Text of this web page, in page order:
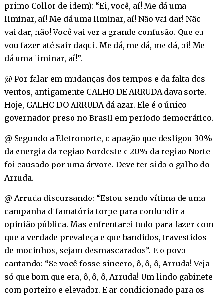
primo Collor de idem): “Ei, você, aí! Me dá uma
liminar, aí! Me dá uma liminar, aí! Não vai dar! Não
vai dar, não! Você vai ver a grande confusão. Que eu
vou fazer até sair daqui. Me dá, me dá, me dá, oi! Me
dá uma liminar, aí!”.
@ Por falar em mudanças dos tempos e da falta dos
ventos, antigamente GALHO DE ARRUDA dava sorte.
Hoje, GALHO DO ARRUDA dá azar. Ele é o único
governador preso no Brasil em período democrático.
@ Segundo a Eletronorte, o apagão que desligou 30%
da energia da região Nordeste e 20% da região Norte
foi causado por uma árvore. Deve ter sido o galho do
Arruda.
@ Arruda discursando: “Estou sendo vítima de uma
campanha difamatória torpe para confundir a
opinião pública. Mas enfrentarei tudo para fazer com
que a verdade prevaleça e que bandidos, travestidos
de mocinhos, sejam desmascarados”. E o povo
cantando: “Se você fosse sincero, ô, ô, ô, Arruda! Veja
só que bom que era, ô, ô, ô, Arruda! Um lindo gabinete
com porteiro e elevador. E ar condicionado para os